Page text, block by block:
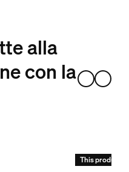
alla
con la
This product is